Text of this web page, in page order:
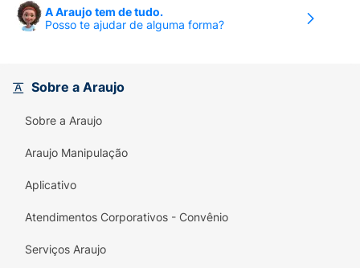
A Araujo tem de tudo.
Posso te ajudar de alguma forma?
Sobre a Araujo
Sobre a Araujo
Araujo Manipulação
Aplicativo
Atendimentos Corporativos - Convênio
Serviços Araujo